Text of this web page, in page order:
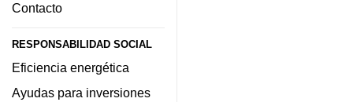
Contacto
RESPONSABILIDAD SOCIAL
Eficiencia energética
Ayudas para inversiones